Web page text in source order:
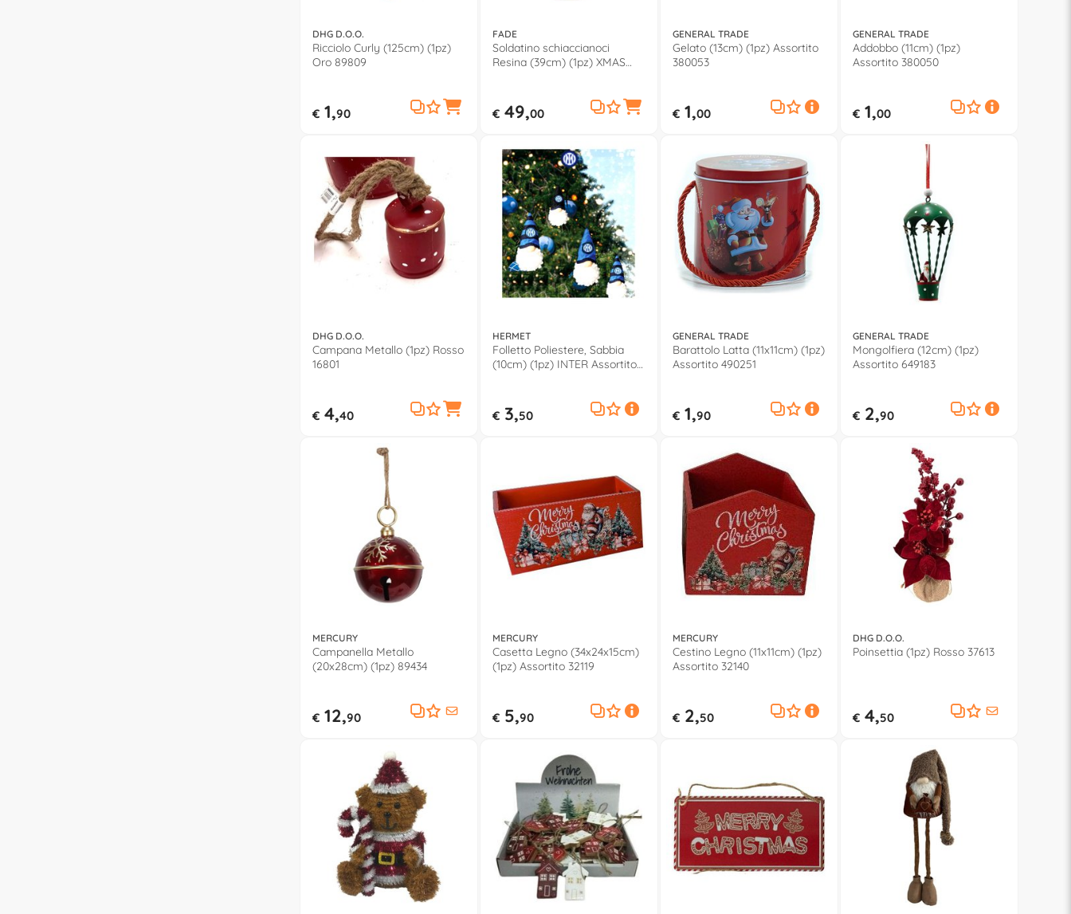
DHG D.O.O.
Ricciolo Curly (125cm) (1pz)
Oro 89809
€1,90
FADE
Soldatino schiaccianoci
Resina (39cm) (1pz) XMAS
€49,00
GENERAL TRADE
Gelato (13cm) (1pz) Assortito
380053
€1,00
GENERAL TRADE
Addobbo (11cm) (1pz)
Assortito 380050
€1,00
DHG D.O.O.
Campana Metallo (1pz) Rosso
16801
€4,40
HERMET
Folletto Poliestere, Sabbia
(10cm) (1pz) INTER Assortito
€3,50
GENERAL TRADE
Barattolo Latta (11x11cm) (1pz)
Assortito 490251
€1,90
GENERAL TRADE
Mongolfiera (12cm) (1pz)
Assortito 649183
€2,90
MERCURY
Campanella Metallo
(20x28cm) (1pz) 89434
€12,90
MERCURY
Casetta Legno (34x24x15cm)
(1pz) Assortito 32119
€5,90
MERCURY
Cestino Legno (11x11cm) (1pz)
Assortito 32140
€2,50
DHG D.O.O.
Poinsettia (1pz) Rosso 37613
€4,50